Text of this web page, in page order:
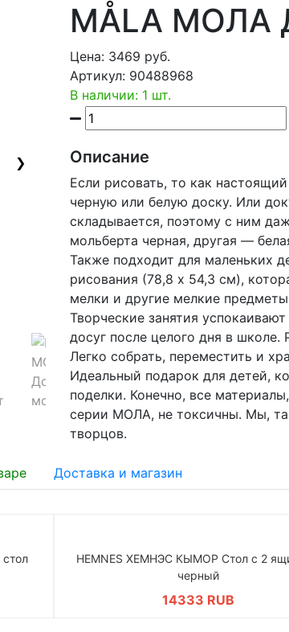
❯
MÅLA МОЛА
Цена: 3469 руб.
Артикул: 90488968
В наличии: 1 шт.
Описание
Если рисовать, то как
черную или белую доску. Или
складывается, поэтому с ним
мольберта черная, другая —
Также подходит для маленьких
рисования (78,8 x 54,3 см),
мелки и другие мелкие
Творческие занятия
досуг после целого дня в
Легко собрать, переместить и
Идеальный подарок для детей,
поделки. Конечно, все
серии МОЛА, не токсичны. Мы,
творцов.
Доставка и магазин
HEMNES ХЕМНЭС КЫМОР Стол c 2
черный
14333 RUB